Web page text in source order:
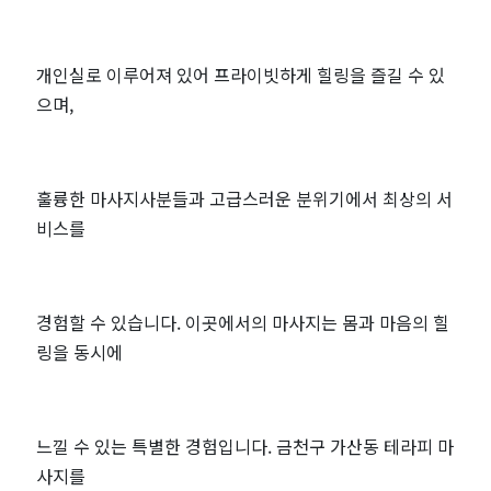
개인실로 이루어져 있어 프라이빗하게 힐링을 즐길 수 있
으며,
훌륭한 마사지사분들과 고급스러운 분위기에서 최상의 서
비스를
경험할 수 있습니다. 이곳에서의 마사지는 몸과 마음의 힐
링을 동시에
느낄 수 있는 특별한 경험입니다. 금천구 가산동 테라피 마
사지를